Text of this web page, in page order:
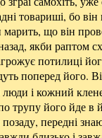
товариші, бо
марить, що він
якби раптом
потилиці
поперед його.
люди і кожний
трупу його йде в
позаду, передні